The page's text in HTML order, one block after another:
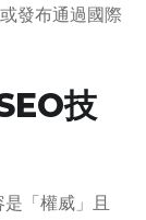
發布通過國際
技
「權威」且